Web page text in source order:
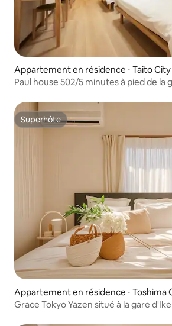
Appartement en résidence ⋅ Taito City
Paul house 502/5 minutes à pied de la
haut débit gratuit/bâtiment avec
ascenseur/communication en japonais,
Superhôte
Superhôte
Appartement en résidence ⋅ Toshima
Grace Tokyo Yazen situé à la gare